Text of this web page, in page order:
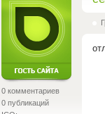
0 комментариев
0 публикаций